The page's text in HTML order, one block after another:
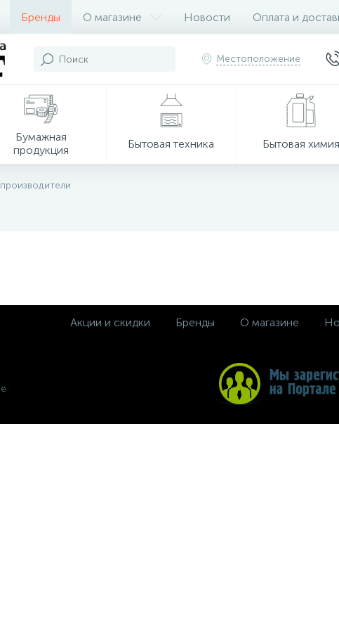
Бренды О магазине Новости Оплата и
Местоположение
Бумажная
продукция
Бытовая техника Бытовая химия
Акции и скидки Бренды О магазине